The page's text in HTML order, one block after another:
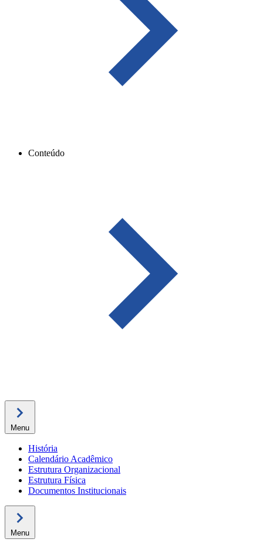
Conteúdo
Menu
História
Calendário Acadêmico
Estrutura Organizacional
Estrutura Física
Documentos Institucionais
Menu